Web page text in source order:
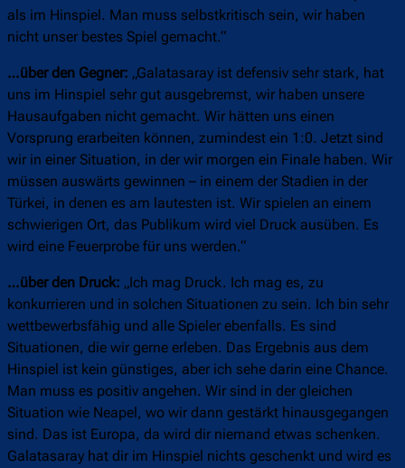
als im Hinspiel. Man muss selbstkritisch sein, wir haben
nicht unser bestes Spiel gemacht.“
…über den Gegner: „Galatasaray ist defensiv sehr stark, hat
uns im Hinspiel sehr gut ausgebremst, wir haben unsere
Hausaufgaben nicht gemacht. Wir hätten uns einen
Vorsprung erarbeiten können, zumindest ein 1:0. Jetzt sind
wir in einer Situation, in der wir morgen ein Finale haben. Wir
müssen auswärts gewinnen – in einem der Stadien in der
Türkei, in denen es am lautesten ist. Wir spielen an einem
schwierigen Ort, das Publikum wird viel Druck ausüben. Es
wird eine Feuerprobe für uns werden.“
…über den Druck: „Ich mag Druck. Ich mag es, zu
konkurrieren und in solchen Situationen zu sein. Ich bin sehr
wettbewerbsfähig und alle Spieler ebenfalls. Es sind
Situationen, die wir gerne erleben. Das Ergebnis aus dem
Hinspiel ist kein günstiges, aber ich sehe darin eine Chance.
Man muss es positiv angehen. Wir sind in der gleichen
Situation wie Neapel, wo wir dann gestärkt hinausgegangen
sind. Das ist Europa, da wird dir niemand etwas schenken.
Galatasaray hat dir im Hinspiel nichts geschenkt und wird es